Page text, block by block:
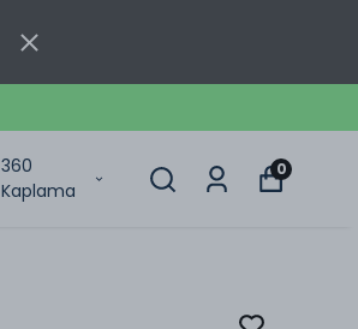
360
Kaplama
0